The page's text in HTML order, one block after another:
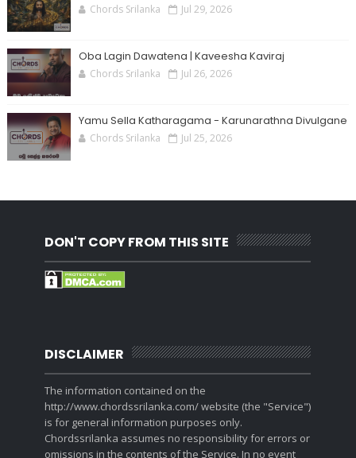
Chords Srilanka Jul 29, 2026
Oba Lagin Dawatena | Kaveesha Kaviraj
Chords Srilanka Jul 26, 2026
Yamu Sella Katharagama - Karunarathna Divulgane
Chords Srilanka Jul 25, 2026
DON'T COPY FROM THIS SITE
DISCLAIMER
The information contained on the
http://www.chordssrilanka.com/ website (the "Service")
is for general information purposes only.
Chordssrilanka assumes no responsibility for errors or
omissions in the contents of the Service. In no event